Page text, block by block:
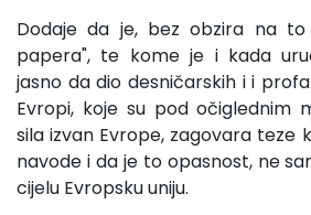
Dodaje da je, bez obzira na
papera", te kome je i kada
jasno da dio desničarskih i i
Evropi, koje su pod očiglednim
sila izvan Evrope, zagovara teze
navode i da je to opasnost, ne
cijelu Evropsku uniju.